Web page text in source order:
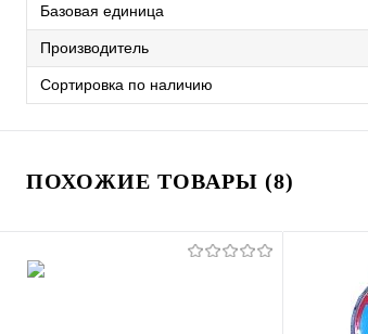
Базовая единица
Производитель
Сортировка по наличию
ПОХОЖИЕ ТОВАРЫ (8)